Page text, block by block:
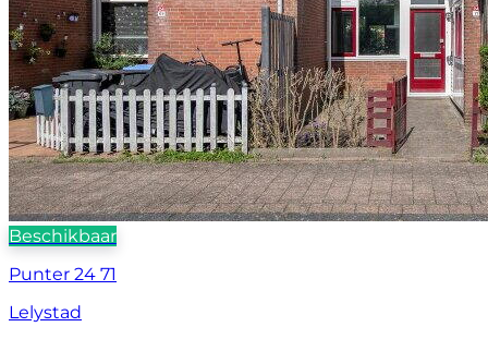
Beschikbaar
Punter 24 71
Lelystad